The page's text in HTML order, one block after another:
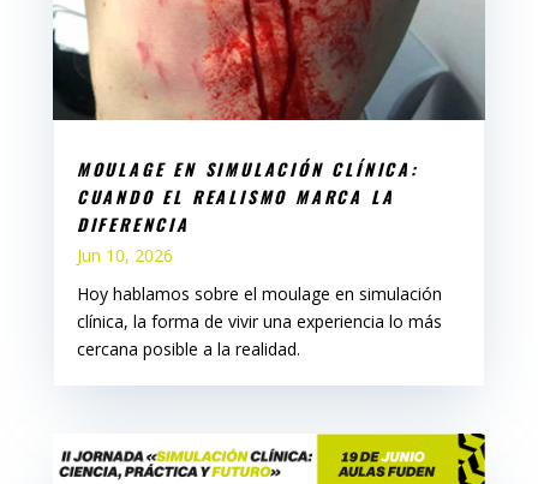
MOULAGE EN SIMULACIÓN CLÍNICA:
CUANDO EL REALISMO MARCA LA
DIFERENCIA
Jun 10, 2026
Hoy hablamos sobre el moulage en simulación
clínica, la forma de vivir una experiencia lo más
cercana posible a la realidad.